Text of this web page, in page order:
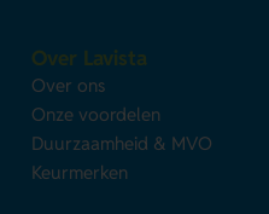
Over Lavista
Over ons
Onze voordelen
Duurzaamheid & MVO
Keurmerken